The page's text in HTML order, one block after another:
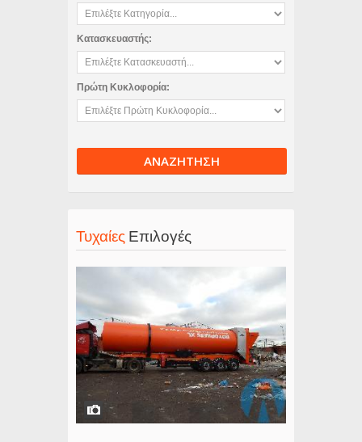
Κατασκευαστής:
Πρώτη Κυκλοφορία:
ΑΝΑΖΗΤΗΣΗ
Τυχαίες Επιλογές